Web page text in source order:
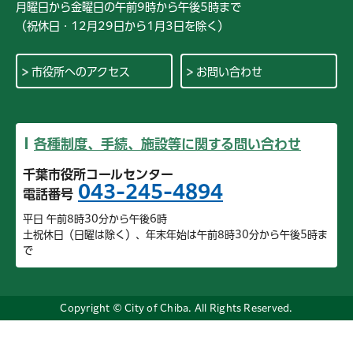
月曜日から金曜日の午前9時から午後5時まで
（祝休日・12月29日から1月3日を除く）
市役所へのアクセス お問い合わせ
各種制度、手続、施設等に関する問い合わせ
千葉市役所コールセンター
電話番号 043-245-4894
平日 午前8時30分から午後6時
土祝休日（日曜は除く）、年末年始は午前8時30分から午後5時ま
で
Copyright © City of Chiba. All Rights Reserved.